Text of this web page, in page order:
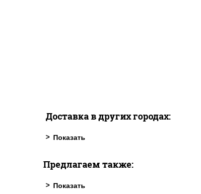
Доставка в других городах:
Предлагаем также: